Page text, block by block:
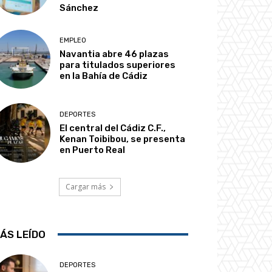
Sánchez
EMPLEO
Navantia abre 46 plazas
para titulados superiores
en la Bahía de Cádiz
DEPORTES
El central del Cádiz C.F.,
Kenan Toibibou, se presenta
en Puerto Real
Cargar más
LEÍDO
DEPORTES